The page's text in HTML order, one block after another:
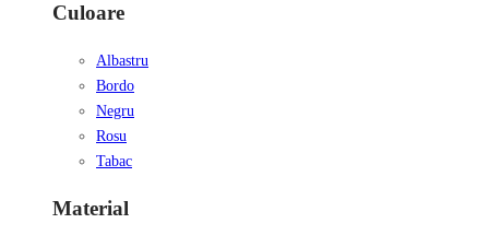
Culoare
Albastru
Bordo
Negru
Rosu
Tabac
Material